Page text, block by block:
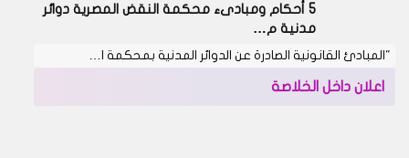
5 أحكام ومبادىء محكمة النقض المصرية دوائر
مدنية م…
"المبادئ القانونية الصادرة عن الدوائر المدنية بمحكمة ا…
اعلان داخل الخلاصة